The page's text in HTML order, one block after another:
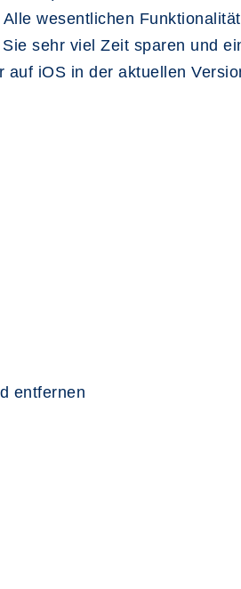
wesentlichen
sehr viel Zeit sparen und
iOS in der aktuellen
entfernen